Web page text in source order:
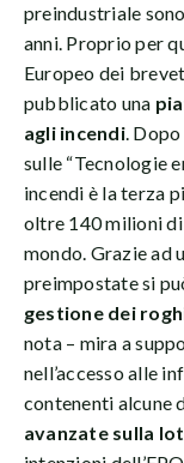
preindustriale
anni. Proprio per
Europeo dei
pubblicato una
agli incendi.
sulle “Tecnologie
incendi è la terza
oltre 140 milioni
mondo. Grazie ad
preimpostate si
gestione dei
nota – mira a
nell’accesso alle
contenenti alcune
avanzate sulla